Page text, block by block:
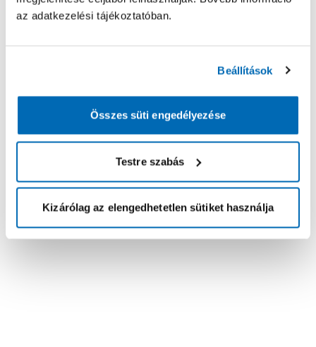
az adatkezelési tájékoztatóban.
Beállítások
Összes süti engedélyezése
Testre szabás
Kizárólag az elengedhetetlen sütiket használja